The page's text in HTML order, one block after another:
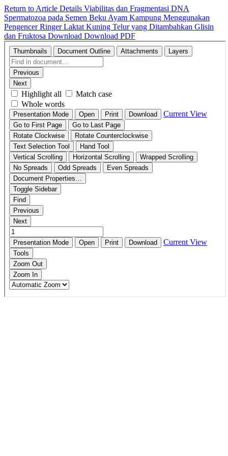
Return to Article Details Viabilitas dan Fragmentasi DNA
Spermatozoa pada Semen Beku Ayam Kampung Menggunakan
Pengencer Ringer Laktat Kuning Telur yang Ditambahkan Glisin
dan Fruktosa Download Download PDF